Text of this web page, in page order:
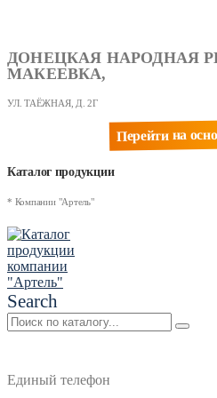
ДОНЕЦКАЯ НАРОДНАЯ
МАКЕЕВКА,
УЛ. ТАЁЖНАЯ, Д. 2Г
Перейти на
Каталог продукции
* Компании "Артель"
Search
Единый телефон